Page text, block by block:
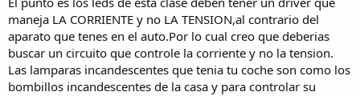
maneja LA CORRIENTE y no LA TENSION,al contrario del
aparato que tenes en el auto.Por lo cual creo que deberias
buscar un circuito que controle la corriente y no la tension.
Las lamparas incandescentes que tenia tu coche son como los
bombillos incandescentes de la casa y para controlar su